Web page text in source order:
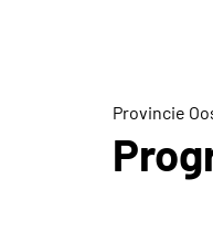
Provincie